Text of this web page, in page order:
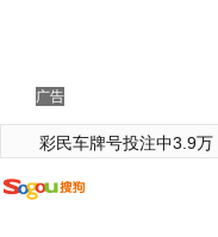
广告
彩民车牌号投注中3.9万